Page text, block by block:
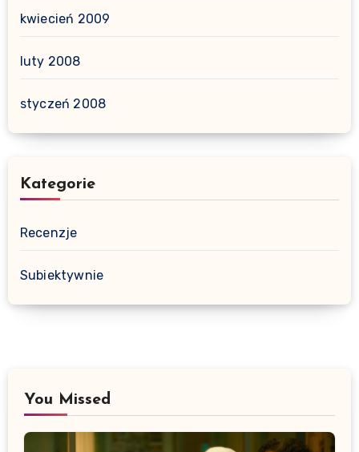
kwiecień 2009
luty 2008
styczeń 2008
Kategorie
Recenzje
Subiektywnie
You Missed